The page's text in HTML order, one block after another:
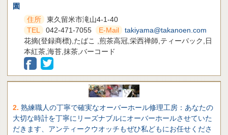
園
住所
東久留米市滝山4-1-40
TEL
042-471-7055 E-Mail
takiyama@takanoen.com
花摘(登録商標),たばこ ,煎茶高冠,栄西禅師,ティーバック,日
本紅茶,海苔,抹茶,バーコード
2. 熟練職人の丁寧で確実なオーバーホール修理工房：あなたの
大切な時計を丁寧にリーズナブルにオーバーホールさせていた
だきます、アンティークウオッチもぜひ私どもにお任せくださ